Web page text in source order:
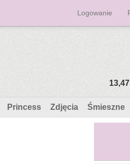
Logowanie
Princess Zdjęcia Śmieszne